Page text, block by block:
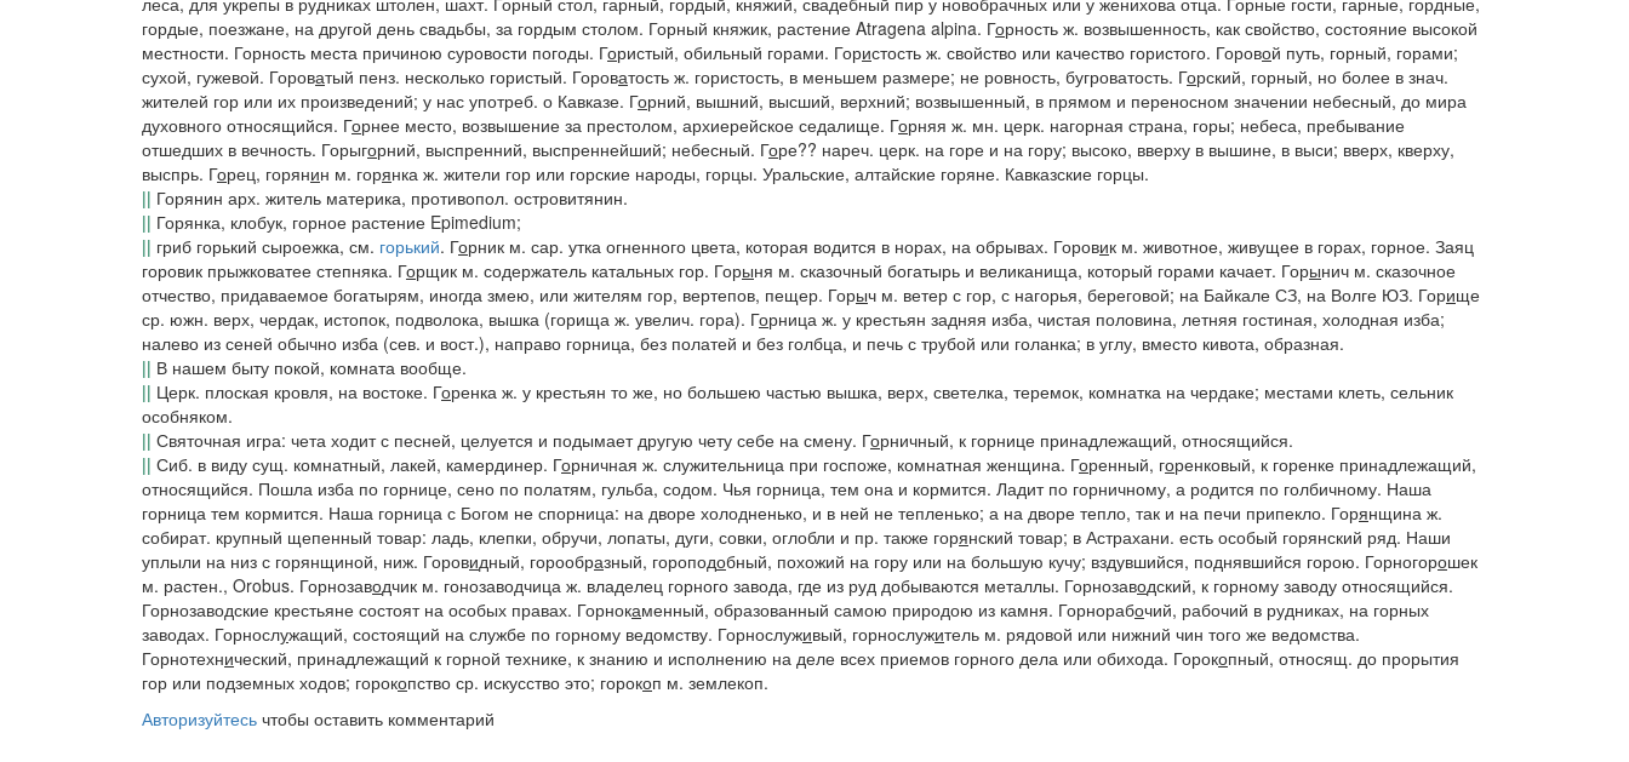
гордые, поезжане, на другой день свадьбы, за гордым столом. Горный княжик, растение Atragena alpina. Горность ж. возвышенность, как свойство, состояние высокой
местности. Горность места причиною суровости погоды. Гористый, обильный горами. Гористость ж. свойство или качество гористого. Горовой путь, горный, горами;
сухой, гужевой. Гороватый пенз. несколько гористый. Гороватость ж. гористость, в меньшем размере; не ровность, бугроватость. Горский, горный, но более в знач.
жителей гор или их произведений; у нас употреб. о Кавказе. Горний, вышний, высший, верхний; возвышенный, в прямом и переносном значении небесный, до мира
духовного относящийся. Горнее место, возвышение за престолом, архиерейское седалище. Горняя ж. мн. церк. нагорная страна, горы; небеса, пребывание
отшедших в вечность. Горыгорний, выспренний, выспреннейший; небесный. Горе?? нареч. церк. на горе и на гору; высоко, вверху в вышине, в выси; вверх, кверху,
выспрь. Горец, горянин м. горянка ж. жители гор или горские народы, горцы. Уральские, алтайские горяне. Кавказские горцы.
|| Горянин арх. житель материка, противопол. островитянин.
|| Горянка, клобук, горное растение Epimedium;
|| гриб горький сыроежка, см. горький. Горник м. сар. утка огненного цвета, которая водится в норах, на обрывах. Горовик м. животное, живущее в горах, горное. Заяц
горовик прыжковатее степняка. Горщик м. содержатель катальных гор. Горыня м. сказочный богатырь и великанища, который горами качает. Горынич м. сказочное
отчество, придаваемое богатырям, иногда змею, или жителям гор, вертепов, пещер. Горыч м. ветер с гор, с нагорья, береговой; на Байкале СЗ, на Волге ЮЗ. Горище
ср. южн. верх, чердак, истопок, подволока, вышка (горища ж. увелич. гора). Горница ж. у крестьян задняя изба, чистая половина, летняя гостиная, холодная изба;
налево из сеней обычно изба (сев. и вост.), направо горница, без полатей и без голбца, и печь с трубой или голанка; в углу, вместо кивота, образная.
|| В нашем быту покой, комната вообще.
|| Церк. плоская кровля, на востоке. Горенка ж. у крестьян то же, но большею частью вышка, верх, светелка, теремок, комнатка на чердаке; местами клеть, сельник
особняком.
|| Святочная игра: чета ходит с песней, целуется и подымает другую чету себе на смену. Горничный, к горнице принадлежащий, относящийся.
|| Сиб. в виду сущ. комнатный, лакей, камердинер. Горничная ж. служительница при госпоже, комнатная женщина. Горенный, горенковый, к горенке принадлежащий,
относящийся. Пошла изба по горнице, сено по полатям, гульба, содом. Чья горница, тем она и кормится. Ладит по горничному, а родится по голбичному. Наша
горница тем кормится. Наша горница с Богом не спорница: на дворе холодненько, и в ней не тепленько; а на дворе тепло, так и на печи припекло. Горянщина ж.
собират. крупный щепенный товар: ладь, клепки, обручи, лопаты, дуги, совки, оглобли и пр. также горянский товар; в Астрахани. есть особый горянский ряд. Наши
уплыли на низ с горянщиной, ниж. Горовидный, горообразный, гороподобный, похожий на гору или на большую кучу; вздувшийся, поднявшийся горою. Горногорошек
м. растен., Orobus. Горнозаводчик м. гонозаводчица ж. владелец горного завода, где из руд добываются металлы. Горнозаводский, к горному заводу относящийся.
Горнозаводские крестьяне состоят на особых правах. Горнокаменный, образованный самою природою из камня. Горнорабочий, рабочий в рудниках, на горных
заводах. Горнослужащий, состоящий на службе по горному ведомству. Горнослуживый, горнослужитель м. рядовой или нижний чин того же ведомства.
Горнотехнический, принадлежащий к горной технике, к знанию и исполнению на деле всех приемов горного дела или обихода. Горокопный, относящ. до прорытия
гор или подземных ходов; горокопство ср. искусство это; горокоп м. землекоп.
Авторизуйтесь чтобы оставить комментарий